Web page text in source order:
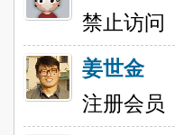
禁止访问
姜世金
注册会员